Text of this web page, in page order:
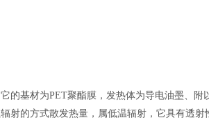
基材为PET聚酯膜，发热体为导电油墨、附
射的方式散发热量，属低温辐射，它具有透射